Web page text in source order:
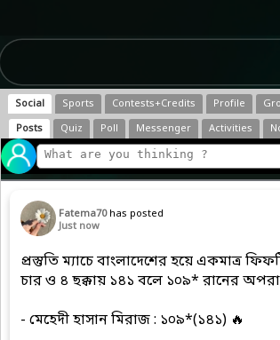
Social Sports Contests+Credits Profile
Posts
Quiz Poll Messenger Activities
Fatema70 has posted
Just now
প্রস্তুতি ম্যাচে বাংলাদেশের হয়ে একমাত্র
চার ও ৪ ছক্কায় ১৪১ বলে ১০৯* রানের
- মেহেদী হাসান মিরাজ : ১০৯*(১৪১) 🔥